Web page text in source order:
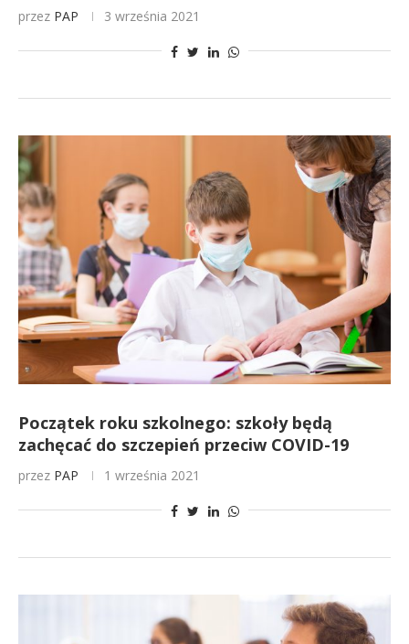
przez PAP 3 września 2021
Początek roku szkolnego: szkoły będą
zachęcać do szczepień przeciw COVID-19
przez PAP 1 września 2021